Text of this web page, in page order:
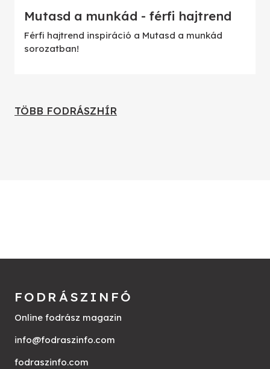
Mutasd a munkád - férfi hajtrend
Férfi hajtrend inspiráció a Mutasd a munkád
sorozatban!
TÖBB FODRÁSZHÍR
FODRÁSZINFÓ
Online fodrász magazin
info@fodraszinfo.com
fodraszinfo.com